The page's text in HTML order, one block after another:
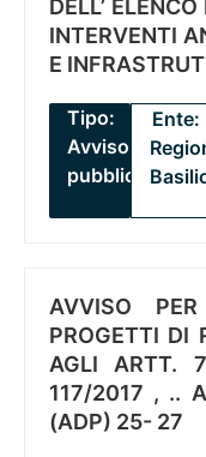
DELL’
INTERVENTI
E
Tipo:
Avviso
pubblico
Ente:
AVVISO
PROGETTI DI
AGLI ARTT.
117/2017 , ..
(ADP) 25- 27